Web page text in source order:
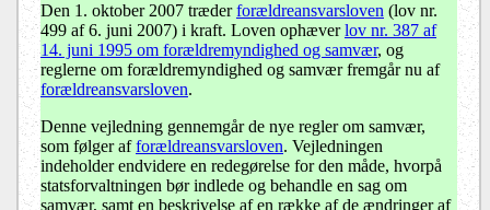
Den 1. oktober 2007 træderforældreansvarsloven (lov nr.
499 af 6. juni 2007) i kraft. Loven ophæverlov nr. 387 af
14. juni 1995 om forældremyndighed og samvær, og
reglerne om forældremyndighed og samvær fremgår nu af
forældreansvarsloven.
Denne vejledning gennemgår de nye regler om samvær,
som følger afforældreansvarsloven. Vejledningen
indeholder endvidere en redegørelse for den måde, hvorpå
statsforvaltningen bør indlede og behandle en sag om
samvær, samt en beskrivelse af en række af de ændringer af